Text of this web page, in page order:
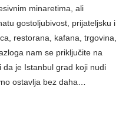
minaretima, ali
gostoljubivost, prijateljsku i
restorana, kafana, trgovina,
nam se priključite na
je Istanbul grad koji nudi
ostavlja bez daha…